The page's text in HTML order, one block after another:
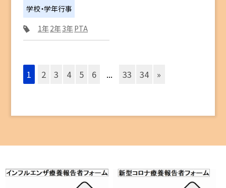
学校・学年行事
1年2年3年PTA
1 2 3 4 5 6 ... 33 34 »